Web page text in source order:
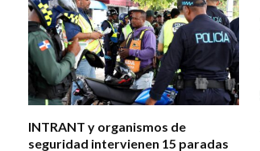
INTRANT y organismos de
seguridad intervienen 15 paradas